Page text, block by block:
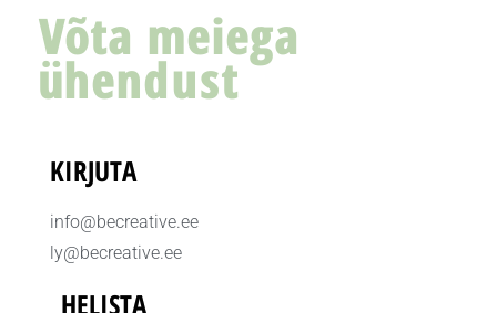
Võta meiega
ühendust
KIRJUTA
info@becreative.ee
ly@becreative.ee
HELISTA